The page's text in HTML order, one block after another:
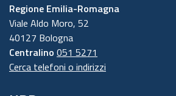
Regione Emilia-Romagna
Viale Aldo Moro, 52
40127 Bologna
Centralino 051 5271
Cerca telefoni o indirizzi